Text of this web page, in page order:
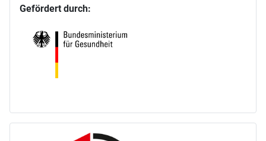
Gefördert durch: